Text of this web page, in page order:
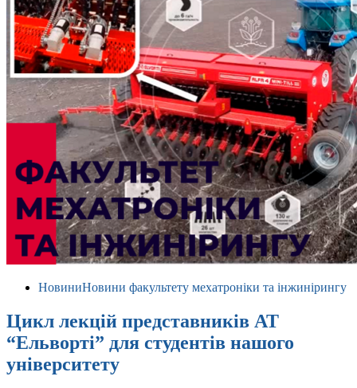
НовиниНовини факультету мехатроніки та інжинірингу
Цикл лекцій представників АТ
“Ельворті” для студентів нашого
університету